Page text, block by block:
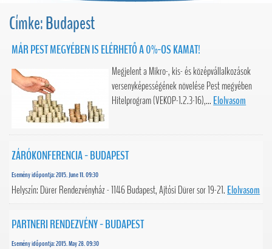
Címke: Budapest
MÁR PEST MEGYÉBEN IS ELÉRHETŐ A 0%-OS KAMAT!
Megjelent a Mikro-, kis- és középvállalkozások
versenyképességének növelése Pest megyében
Hitelprogram (VEKOP-1.2.3-16),... Elolvasom
ZÁRÓKONFERENCIA - BUDAPEST
Esemény időpontja: 2015. June 11. 09:30
Helyszín: Dürer Rendezvényház - 1146 Budapest, Ajtósi Dürer sor 19-21. Elolvasom
PARTNERI RENDEZVÉNY - BUDAPEST
Esemény időpontja: 2015. May 28. 09:30